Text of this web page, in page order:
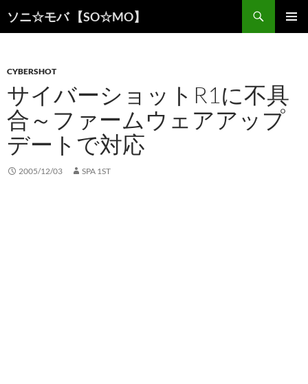
ソニ☆モバ 【SO☆MO】
索
ン
ツ
へ
ス
キ
ッ
プ
CYBERSHOT
サイバーショットR1に不具
合～ファームウェアアップ
デートで対応
2005/12/03 SPA 1ST